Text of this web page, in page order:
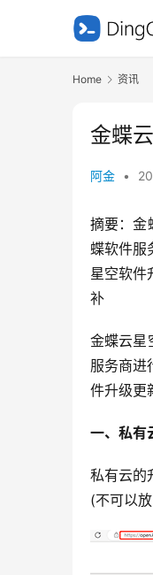
Home 资讯
金蝶
阿金 •
摘要：金
蝶软件服
星空软件
补
金蝶云星
服务商进
件升级更
一、私有
私有云的
(不可以